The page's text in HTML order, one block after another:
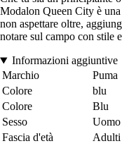
Modalon Queen City è
non aspettare oltre,
notare sul campo con stile
Informazioni aggiuntive
Marchio
Puma
Colore
blu
Colore
Blu
Sesso
Uomo
Fascia d'età
Adulti